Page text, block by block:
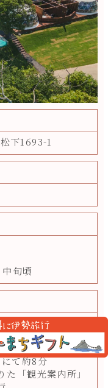
下1693-1
旬頃
分
て約8分
「観光案内所」